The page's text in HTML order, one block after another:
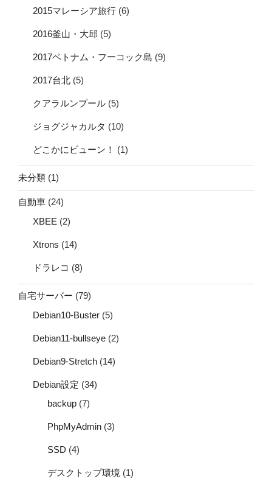
2015マレーシア旅行 (6)
2016釜山・大邱 (5)
2017ベトナム・フーコック島 (9)
2017台北 (5)
クアラルンプール (5)
ジョグジャカルタ (10)
どこかにビューン！ (1)
未分類 (1)
自動車 (24)
XBEE (2)
Xtrons (14)
ドラレコ (8)
自宅サーバー (79)
Debian10-Buster (5)
Debian11-bullseye (2)
Debian9-Stretch (14)
Debian設定 (34)
backup (7)
PhpMyAdmin (3)
SSD (4)
デスクトップ環境 (1)